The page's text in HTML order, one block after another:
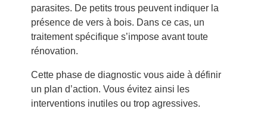
parasites. De petits trous peuvent indiquer la
présence de vers à bois. Dans ce cas, un
traitement spécifique s’impose avant toute
rénovation.
Cette phase de diagnostic vous aide à définir
un plan d’action. Vous évitez ainsi les
interventions inutiles ou trop agressives.